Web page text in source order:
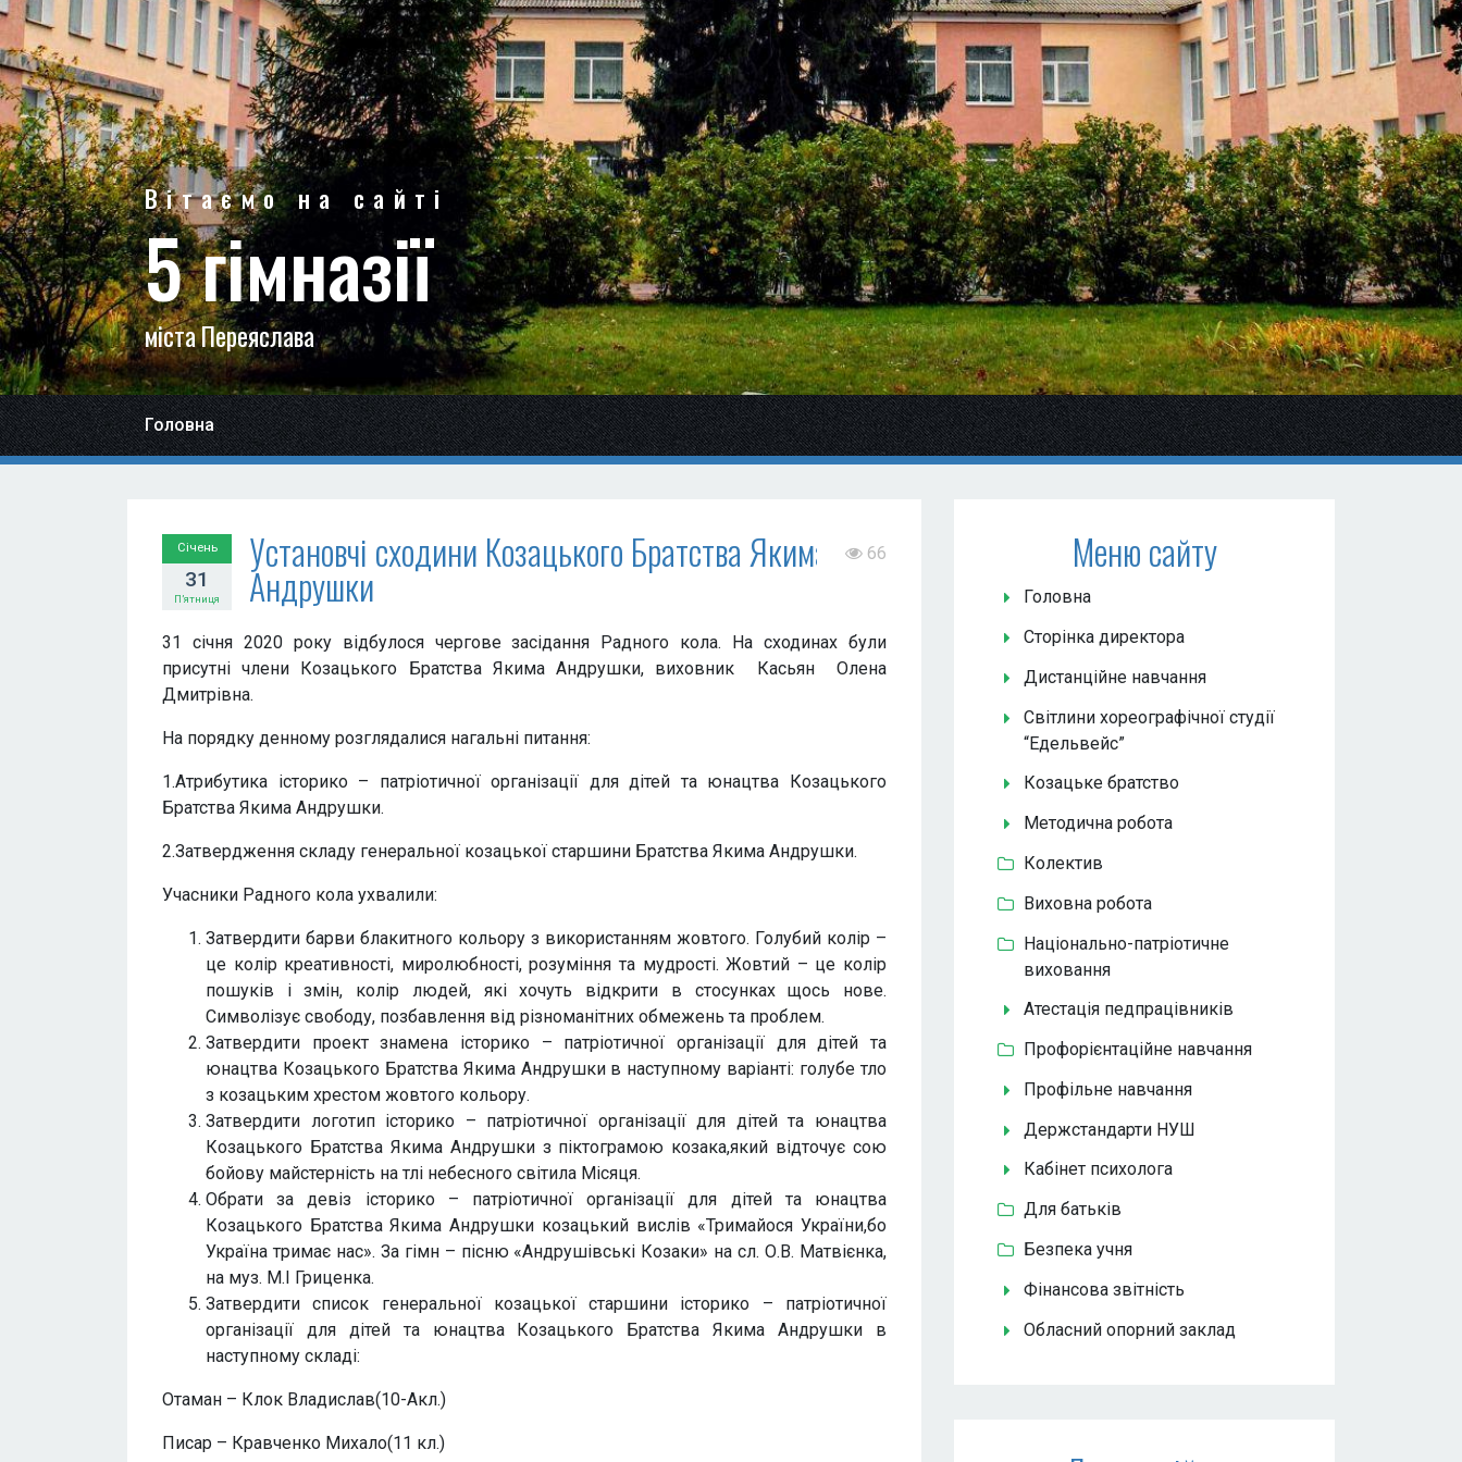
Вітаємо на сайті
5 гімназії
міста Переяслава
Головна
Січень
31
П’ятниця
Установчі сходини Козацького Братства Якима
Андрушки
66
31 січня 2020 року відбулося чергове засідання Радного кола. На сходинах були
присутні члени Козацького Братства Якима Андрушки, виховник Касьян Олена
Дмитрівна.
На порядку денному розглядалися нагальні питання:
1.Атрибутика історико – патріотичної організації для дітей та юнацтва Козацького
Братства Якима Андрушки.
2.Затвердження складу генеральної козацької старшини Братства Якима Андрушки.
Учасники Радного кола ухвалили:
Затвердити барви блакитного кольору з використанням жовтого. Голубий колір –
це колір креативності, миролюбності, розуміння та мудрості. Жовтий – це колір
пошуків і змін, колір людей, які хочуть відкрити в стосунках щось нове.
Символізує свободу, позбавлення від різноманітних обмежень та проблем.
Затвердити проект знамена історико – патріотичної організації для дітей та
юнацтва Козацького Братства Якима Андрушки в наступному варіанті: голубе тло
з козацьким хрестом жовтого кольору.
Затвердити логотип історико – патріотичної організації для дітей та юнацтва
Козацького Братства Якима Андрушки з піктограмою козака,який відточує сою
бойову майстерність на тлі небесного світила Місяця.
Обрати за девіз історико – патріотичної організації для дітей та юнацтва
Козацького Братства Якима Андрушки козацький вислів «Тримайося України,бо
Україна тримає нас». За гімн – пісню «Андрушівські Козаки» на сл. О.В. Матвієнка,
на муз. М.І Гриценка.
Затвердити список генеральної козацької старшини історико – патріотичної
організації для дітей та юнацтва Козацького Братства Якима Андрушки в
наступному складі:
Отаман – Клок Владислав(10-Акл.)
Писар – Кравченко Михало(11 кл.)
Меню сайту
Головна
Сторінка директора
Дистанційне навчання
Світлини хореографічної студії
“Едельвейс”
Козацьке братство
Методична робота
Колектив
Виховна робота
Національно-патріотичне
виховання
Атестація педпрацівників
Профорієнтаційне навчання
Профільне навчання
Держстандарти НУШ
Кабінет психолога
Для батьків
Безпека учня
Фінансова звітність
Обласний опорний заклад